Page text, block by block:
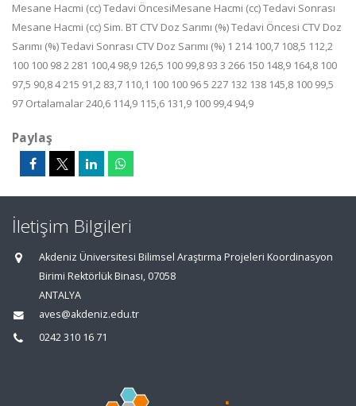
Mesane Hacmi (cc) Tedavi ÖncesiMesane Hacmi (cc) Tedavi Sonrası
Mesane Hacmi (cc) Sim. BT CTV Doz Sarımı (%) Tedavi Öncesi CTV Doz
Sarımı (%) Tedavi Sonrası CTV Doz Sarımı (%) 1 214 100,7 108,5 112,2
100 100 98 2 281 100,4 98,9 126,5 100 99,8 93 3 266 150 148,9 164,8 100
97,5 90,8 4 215 91,2 83,7 110,1 100 100 96 5 227 132 138 145,8 100 99,5
97 Ortalamalar 240,6 114,9 115,6 131,9 100 99,4 94,9
Paylaş
İletişim Bilgileri
Akdeniz Üniversitesi Bilimsel Araştırma Projeleri Koordinasyon
Birimi Rektörlük Binası, 07058
ANTALYA
aves@akdeniz.edu.tr
0242 310 16 71